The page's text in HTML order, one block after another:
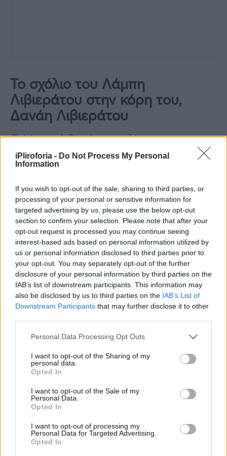
iPliroforia - Do Not Process My Personal
Information
If you wish to opt-out of the sale, sharing to third parties, or
processing of your personal or sensitive information for
targeted advertising by us, please use the below opt-out
section to confirm your selection. Please note that after your
opt-out request is processed you may continue seeing
interest-based ads based on personal information utilized by
us or personal information disclosed to third parties prior to
your opt-out. You may separately opt-out of the further
disclosure of your personal information by third parties on the
IAB’s list of downstream participants. This information may
also be disclosed by us to third parties on the IAB’s List of
Downstream Participants that may further disclose it to other
Personal Data Processing Opt Outs
I want to opt-out of the Sharing of my
personal data.
Opted In
I want to opt-out of the Sale of my
Personal Data.
Opted In
I want to opt-out of processing my
Personal Data for Targeted Advertising.
Opted In
Το σχόλιο του Λάμπη
Λιβιεράτου στην κόρη του,
Δανάη Λιβιεράτου
Ο Λάμπης Λιβιεράτος σχολίασε:
«Εκπληκτική» με την κόρη του να του απαντά
«Σ’ αγαπώ».
Δείτε αυτή τη δημοσίευση στο Instagram.